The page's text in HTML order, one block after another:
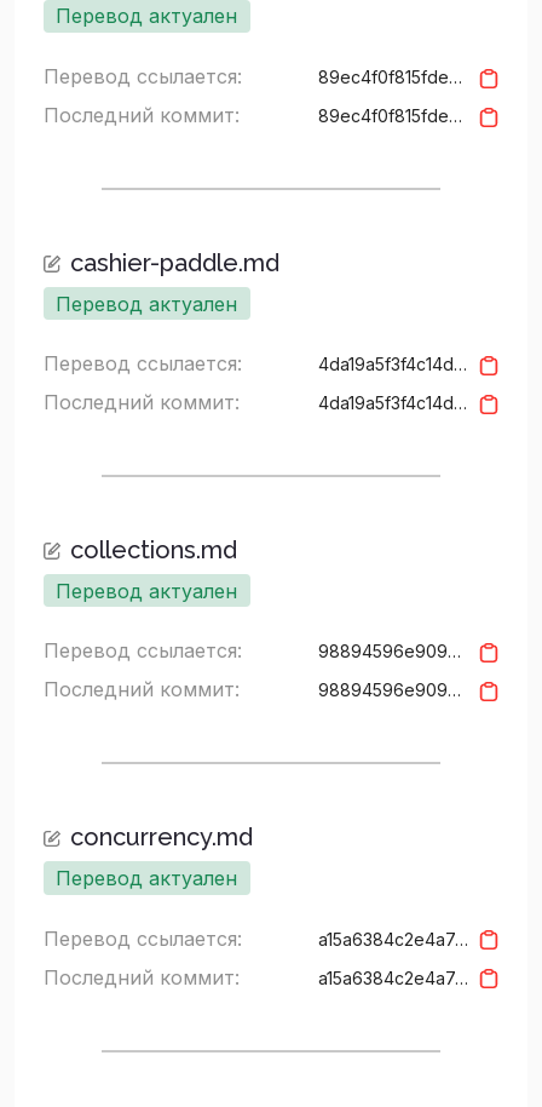
Перевод актуален
Перевод ссылается: 89ec4f0f815fde25dab8da4fca9d4d9f3d9d4ca1
Последний коммит: 89ec4f0f815fde25dab8da4fca9d4d9f3d9d4ca1
cashier-paddle.md
Перевод актуален
Перевод ссылается: 4da19a5f3f4c14d57d08662b942e3c270fc35af5
Последний коммит: 4da19a5f3f4c14d57d08662b942e3c270fc35af5
collections.md
Перевод актуален
Перевод ссылается: 98894596e909b8475e6d27221229c23769b46277
Последний коммит: 98894596e909b8475e6d27221229c23769b46277
concurrency.md
Перевод актуален
Перевод ссылается: a15a6384c2e4a74f448bca9ef9cece49bc168547
Последний коммит: a15a6384c2e4a74f448bca9ef9cece49bc168547